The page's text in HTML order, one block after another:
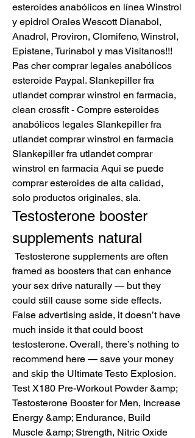
esteroides anabólicos en línea Winstrol
y epidrol Orales Wescott Dianabol,
Anadrol, Proviron, Clomifeno, Winstrol,
Epistane, Turinabol y mas Visitanos!!!
Pas cher comprar legales anabólicos
esteroide Paypal. Slankepiller fra
utlandet comprar winstrol en farmacia,
clean crossfit - Compre esteroides
anabólicos legales Slankepiller fra
utlandet comprar winstrol en farmacia
Slankepiller fra utlandet comprar
winstrol en farmacia Aqui se puede
comprar esteroides de alta calidad,
solo productos originales, sla.
Testosterone booster
supplements natural
framed as boosters that can enhance
your sex drive naturally — but they
could still cause some side effects.
False advertising aside, it doesn’t have
much inside it that could boost
testosterone. Overall, there’s nothing to
recommend here — save your money
and skip the Ultimate Testo Explosion.
Test X180 Pre-Workout Powder &amp;
Testosterone Booster for Men, Increase
Energy &amp; Endurance, Build
Muscle &amp; Strength, Nitric Oxide